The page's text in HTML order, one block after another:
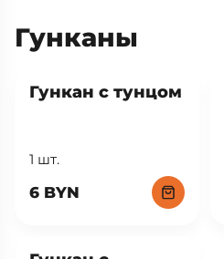
Гунканы
Гункан с тунцом
1 шт.
6 BYN